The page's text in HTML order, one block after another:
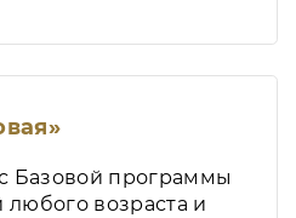
Базовой программы
возраста и